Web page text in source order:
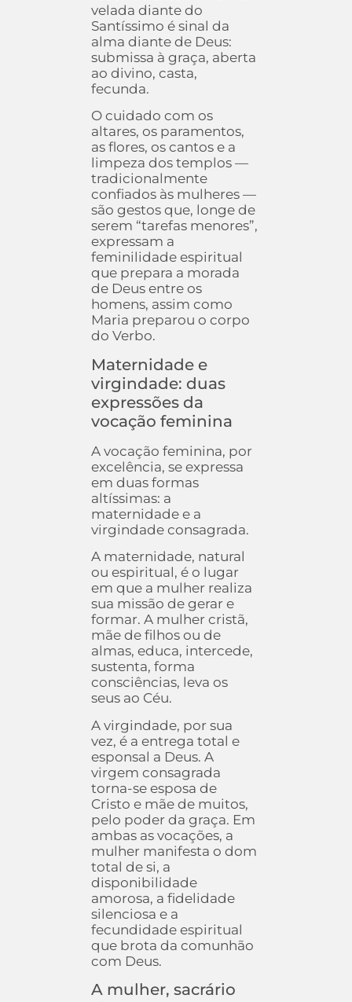
velada diante do
Santíssimo é sinal da
alma diante de Deus:
submissa à graça, aberta
ao divino, casta,
fecunda.
O cuidado com os
altares, os paramentos,
as flores, os cantos e a
limpeza dos templos —
tradicionalmente
confiados às mulheres —
são gestos que, longe de
serem “tarefas menores”,
expressam a
feminilidade espiritual
que prepara a morada
de Deus entre os
homens, assim como
Maria preparou o corpo
do Verbo.
Maternidade e
virgindade: duas
expressões da
vocação feminina
A vocação feminina, por
excelência, se expressa
em duas formas
altíssimas: a
maternidade e a
virgindade consagrada.
A maternidade, natural
ou espiritual, é o lugar
em que a mulher realiza
sua missão de gerar e
formar. A mulher cristã,
mãe de filhos ou de
almas, educa, intercede,
sustenta, forma
consciências, leva os
seus ao Céu.
A virgindade, por sua
vez, é a entrega total e
esponsal a Deus. A
virgem consagrada
torna-se esposa de
Cristo e mãe de muitos,
pelo poder da graça. Em
ambas as vocações, a
mulher manifesta o dom
total de si, a
disponibilidade
amorosa, a fidelidade
silenciosa e a
fecundidade espiritual
que brota da comunhão
com Deus.
A mulher, sacrário